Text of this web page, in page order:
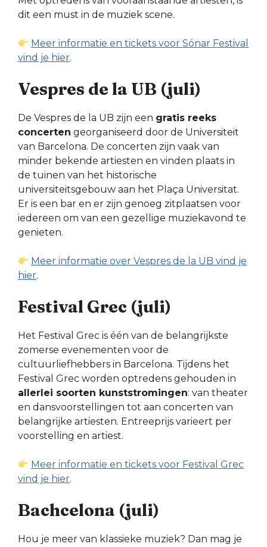
dit een must in de muziek scene.
Meer informatie en tickets voor Sónar Festival
vind je hier.
Vespres de la UB (juli)
De Vespres de la UB zijn een gratis reeks
concerten georganiseerd door de Universiteit
van Barcelona. De concerten zijn vaak van
minder bekende artiesten en vinden plaats in
de tuinen van het historische
universiteitsgebouw aan het Plaça Universitat.
Er is een bar en er zijn genoeg zitplaatsen voor
iedereen om van een gezellige muziekavond te
genieten.
Meer informatie over Vespres de la UB vind je
hier.
Festival Grec (juli)
Het Festival Grec is één van de belangrijkste
zomerse evenementen voor de
cultuurliefhebbers in Barcelona. Tijdens het
Festival Grec worden optredens gehouden in
allerlei soorten kunststromingen: van theater
en dansvoorstellingen tot aan concerten van
belangrijke artiesten. Entreeprijs varieert per
voorstelling en artiest.
Meer informatie en tickets voor Festival Grec
vind je hier.
Bachcelona (juli)
Hou je meer van klassieke muziek? Dan mag je